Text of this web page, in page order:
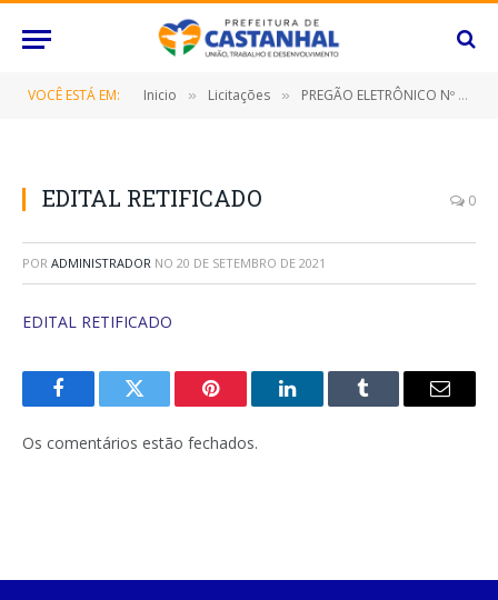
VOCÊ ESTÁ EM: Inicio » Licitações » PREGÃO ELETRÔNICO Nº 066/2021-SRP (CONTRATAÇÃO DE EMPRESA ESPECIALIZADA PARA FORNECIMENTO DE MATERIAIS DE SUPORTE PARA ATENDIMENTO PRÉ HOSPITALAR DE URGÊNCIA)
EDITAL RETIFICADO 0
POR ADMINISTRADOR NO 20 DE SETEMBRO DE 2021
EDITAL RETIFICADO
FacebookTwitter Pinterest O
Tumblr
E-
Os comentários estão fechados.